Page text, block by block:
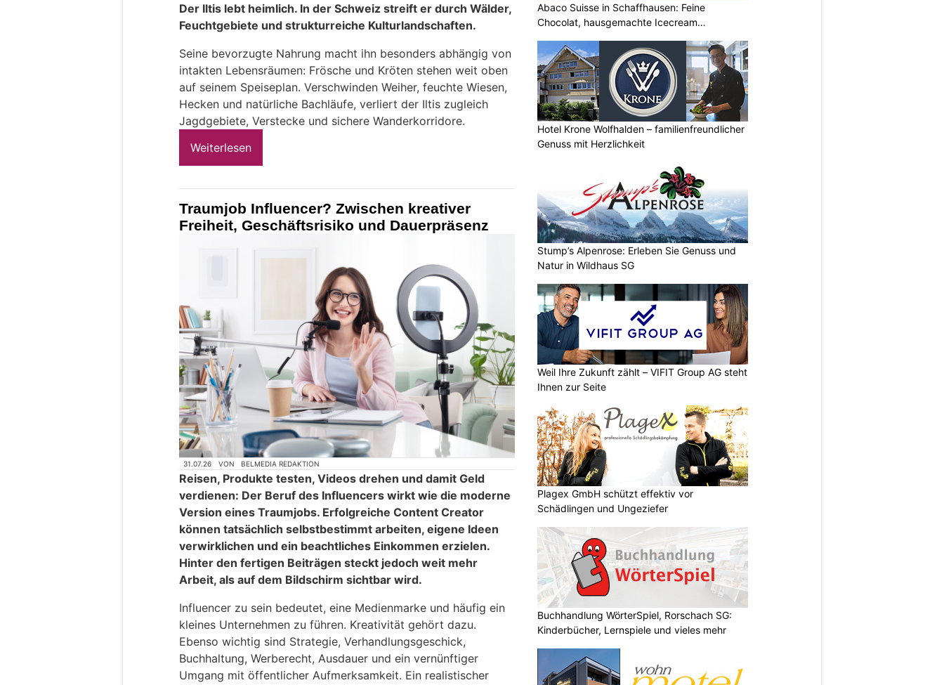
Der Iltis lebt heimlich. In der Schweiz streift er durch Wälder,
Feuchtgebiete und strukturreiche Kulturlandschaften.
Seine bevorzugte Nahrung macht ihn besonders abhängig von
intakten Lebensräumen: Frösche und Kröten stehen weit oben
auf seinem Speiseplan. Verschwinden Weiher, feuchte Wiesen,
Hecken und natürliche Bachläufe, verliert der Iltis zugleich
Jagdgebiete, Verstecke und sichere Wanderkorridore.
Weiterlesen
Traumjob Influencer? Zwischen kreativer
Freiheit, Geschäftsrisiko und Dauerpräsenz
31.07.26 VON BELMEDIA REDAKTION
Reisen, Produkte testen, Videos drehen und damit Geld
verdienen: Der Beruf des Influencers wirkt wie die moderne
Version eines Traumjobs. Erfolgreiche Content Creator
können tatsächlich selbstbestimmt arbeiten, eigene Ideen
verwirklichen und ein beachtliches Einkommen erzielen.
Hinter den fertigen Beiträgen steckt jedoch weit mehr
Arbeit, als auf dem Bildschirm sichtbar wird.
Influencer zu sein bedeutet, eine Medienmarke und häufig ein
kleines Unternehmen zu führen. Kreativität gehört dazu.
Ebenso wichtig sind Strategie, Verhandlungsgeschick,
Buchhaltung, Werberecht, Ausdauer und ein vernünftiger
Umgang mit öffentlicher Aufmerksamkeit. Ein realistischer
Abaco Suisse in Schaffhausen: Feine
Chocolat, hausgemachte Icecream
Hotel Krone Wolfhalden – familienfreundlicher
Genuss mit Herzlichkeit
Stump’s Alpenrose: Erleben Sie Genuss und
Natur in Wildhaus SG
Weil Ihre Zukunft zählt – VIFIT Group AG steht
Ihnen zur Seite
Plagex GmbH schützt effektiv vor
Schädlingen und Ungeziefer
Buchhandlung WörterSpiel, Rorschach SG:
Kinderbücher, Lernspiele und vieles mehr